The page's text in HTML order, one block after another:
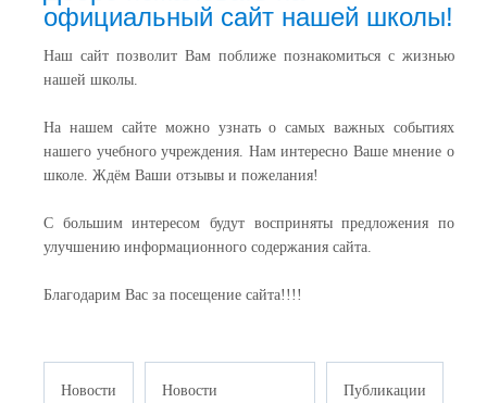
официальный сайт нашей школы!
Наш сайт позволит Вам поближе познакомиться с жизнью
нашей школы.
На нашем сайте можно узнать о самых важных событиях
нашего учебного учреждения. Нам интересно Ваше мнение о
школе. Ждём Ваши отзывы и пожелания!
С большим интересом будут восприняты предложения по
улучшению информационного содержания сайта.
Благодарим Вас за посещение сайта!!!!
Новости
Новости
Публикации